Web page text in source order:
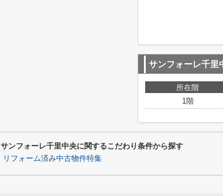
サンフォーレ千里
所在階
1階
サンフォーレ千里中央に関するこだわり条件から探す
リフォーム済み中古物件特集